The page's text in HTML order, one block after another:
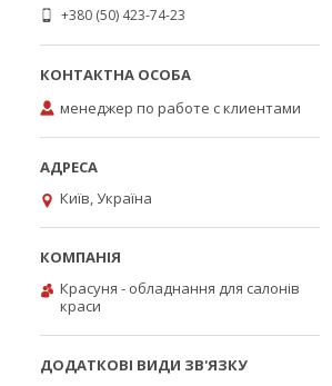
+380 (50) 423-74-23
менеджер по работе с клиентами
Київ, Україна
Красуня - обладнання для салонів
краси